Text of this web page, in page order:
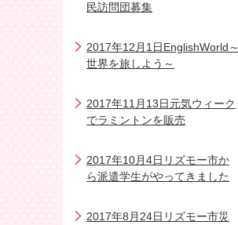
民訪問団募集
2017年12月1日EnglishWorld～
世界を旅しよう～
2017年11月13日元気ウィーク
でラミントンを販売
2017年10月4日リズモー市か
ら派遣学生がやってきました
2017年8月24日リズモー市災